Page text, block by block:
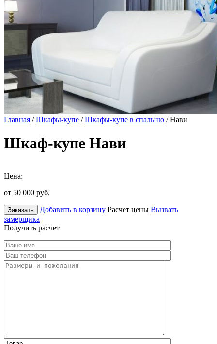
Главная /Шкафы-купе /Шкафы-купе в спальню / Нави
Шкаф-купе Нави
Цена:
от 50 000 руб.
Заказать Добавить в корзину Расчет цены Вызвать
замерщика
Получить расчет